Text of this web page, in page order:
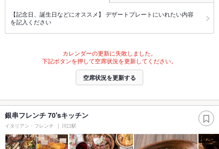
【記念日、誕生日などにオススメ】 デザートプレートにいれたい内容
を記入ください
カレンダーの更新に失敗しました。
下記ボタンを押して空席状況を更新してください。
空席状況を更新する
銀串フレンチ 70'sキッチン
イタリアン・フレンチ 川口駅